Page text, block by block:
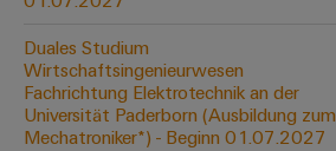
Wasserstoff
Schlüsseltechnologie
für
die
Energiewende
Cabinet
Infrastructure
Duales Studium
Wirtschaftsingenieurwesen
Fachrichtung Elektrotechnik an der
Universität Paderborn (Ausbildung zum
Mechatroniker*) - Beginn 01.07.2027